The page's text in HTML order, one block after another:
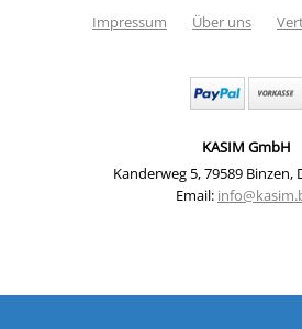
Impressum Über uns
KASIM GmbH
Kanderweg 5,79589 Binzen,
Email: